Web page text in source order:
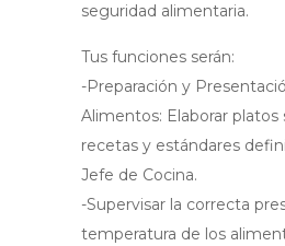
seguridad alimentaria.
Tus funciones serán:
-Preparación y
Alimentos: Elaborar platos
recetas y estándares
Jefe de Cocina.
-Supervisar la correcta
temperatura de los